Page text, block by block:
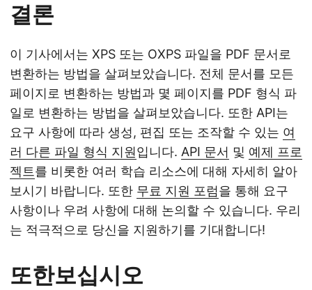
결론
이 기사에서는 XPS 또는 OXPS 파일을 PDF 문서로
변환하는 방법을 살펴보았습니다. 전체 문서를 모든
페이지로 변환하는 방법과 몇 페이지를 PDF 형식 파
일로 변환하는 방법을 살펴보았습니다. 또한 API는
요구 사항에 따라 생성, 편집 또는 조작할 수 있는 여
러 다른 파일 형식 지원입니다. API 문서 및 예제 프로
젝트를 비롯한 여러 학습 리소스에 대해 자세히 알아
보시기 바랍니다. 또한 무료 지원 포럼을 통해 요구
사항이나 우려 사항에 대해 논의할 수 있습니다. 우리
는 적극적으로 당신을 지원하기를 기대합니다!
또한보십시오